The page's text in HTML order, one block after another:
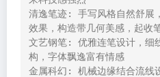
清逸笔迹: 手写风格自然舒展
效果，构造带几何美感，起收
文艺钢笔: 优雅连笔设计，细
构，字体飘逸富有情感
金属科幻: 机械边缘结合流线